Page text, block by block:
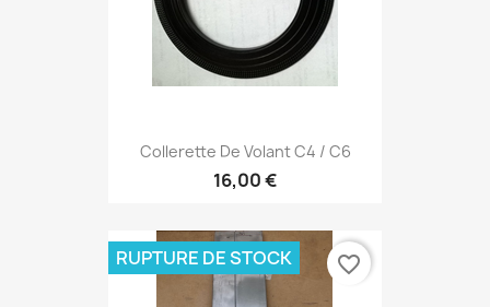
Collerette De Volant C4 / C6
16,00 €
RUPTURE DE STOCK favorite_border